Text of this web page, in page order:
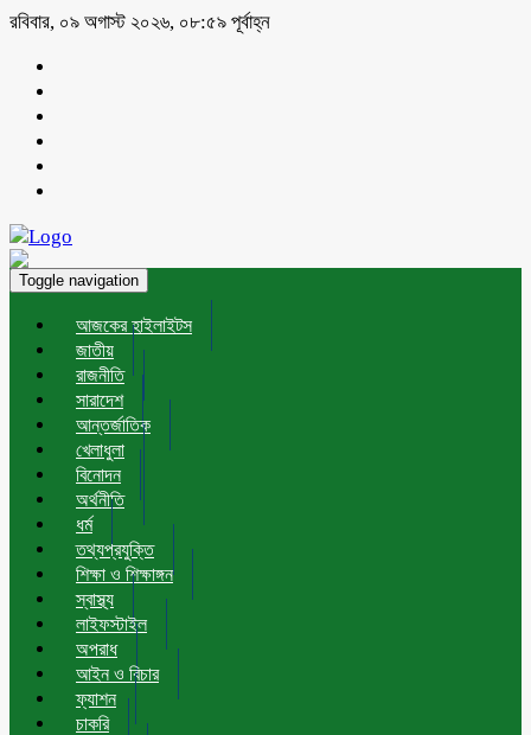
রবিবার, ০৯ অগাস্ট ২০২৬, ০৮:৫৯ পূর্বাহ্ন
Toggle navigation
আজকের হাইলাইটস
জাতীয়
রাজনীতি
সারাদেশ
আন্তর্জাতিক
খেলাধুলা
বিনোদন
অর্থনীতি
ধর্ম
তথ্যপ্রযুক্তি
শিক্ষা ও শিক্ষাঙ্গন
স্বাস্থ্য
লাইফস্টাইল
অপরাধ
আইন ও বিচার
ফ্যাশন
চাকরি